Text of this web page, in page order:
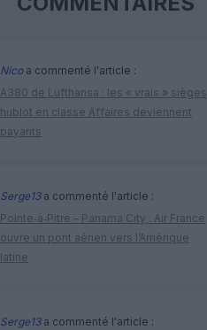
Nicoa commenté l'article :
A380 de Lufthansa : les « vrais » sièges
hublot en classe Affaires deviennent
payants
Serge13a commenté l'article :
Pointe‑à‑Pitre – Panama City : Air France
ouvre un pont aérien vers l’Amérique
latine
Serge13a commenté l'article :